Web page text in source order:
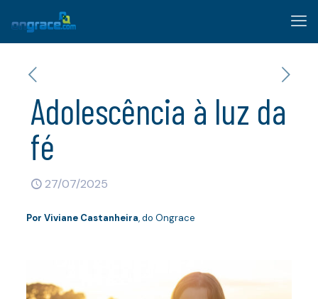
Adolescência à luz da
fé
27/07/2025
Por Viviane Castanheira, do Ongrace